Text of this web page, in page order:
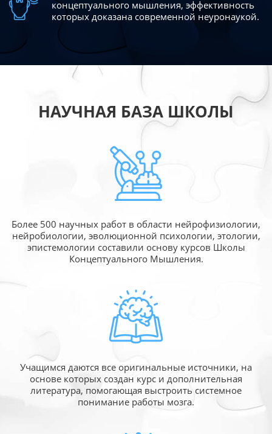
концептуального мышления, эффективность
которых доказана современной неуронаукой.
НАУЧНАЯ БАЗА ШКОЛЫ
Более 500 научных работ в области нейрофизиологии,
нейробиологии, эволюционной психологии, этологии,
эпистемологии составили основу курсов Школы
Концептуального Мышления.
Учащимся даются все оригинальные источники, на
основе которых создан курс и дополнительная
литература, помогающая выстроить системное
понимание работы мозга.